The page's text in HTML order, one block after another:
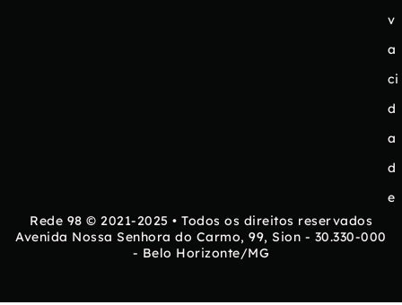
v
a
ci
d
a
d
e
Rede 98 © 2021-2025 • Todos os direitos reservados
Avenida Nossa Senhora do Carmo, 99, Sion - 30.330-000
- Belo Horizonte/MG